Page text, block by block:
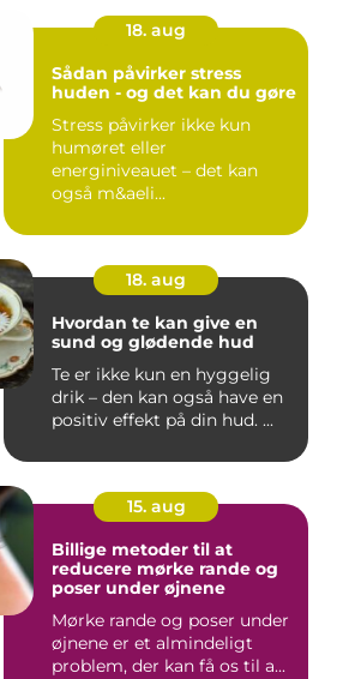
18. aug
Sådan påvirker stress
huden - og det kan du gøre
Stress påvirker ikke kun
humøret eller
energiniveauet – det kan
også m&aeli...
18. aug
Hvordan te kan give en
sund og glødende hud
Te er ikke kun en hyggelig
drik – den kan også have en
positiv effekt på din hud. ...
15. aug
Billige metoder til at
reducere mørke rande og
poser under øjnene
Mørke rande og poser under
øjnene er et almindeligt
problem, der kan få os til a...